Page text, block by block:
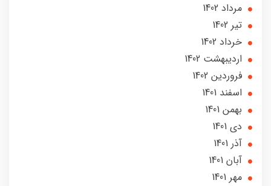
مرداد 1402
تير 1402
خرداد 1402
ارديبهشت 1402
فروردین 1402
اسفند 1401
بهمن 1401
دی 1401
آذر 1401
آبان 1401
مهر 1401